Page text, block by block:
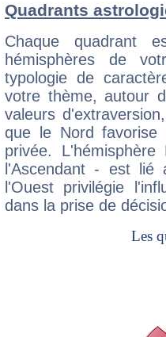
Quadrants
Chaque quadrant
hémisphères de
typologie de
votre thème, autour
valeurs
que le Nord favorise
privée.
l'Ascendant - est
l'Ouest privilégie
dans la prise de